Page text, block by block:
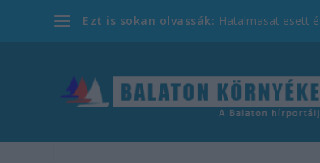
Ezt is sokan olvassák: Hatalmasat esett